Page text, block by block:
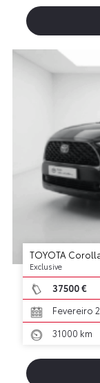
TOYOTA
Exclusive
37500 €
Fevereiro
31000 km